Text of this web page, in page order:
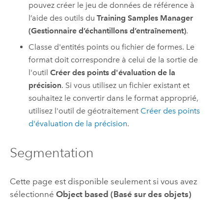
pouvez créer le jeu de données de référence à
l’aide des outils duTraining Samples Manager
(Gestionnaire d’échantillons d’entraînement).
Classe d'entités points ou fichier de formes. Le
format doit correspondre à celui de la sortie de
l'outilCréer des points d'évaluation de la
précision. Si vous utilisez un fichier existant et
souhaitez le convertir dans le format approprié,
utilisez l'outil de géotraitement Créer des points
d'évaluation de la précision.
Segmentation
Cette page est disponible seulement si vous avez
sélectionné Object based (Basé sur des objets)